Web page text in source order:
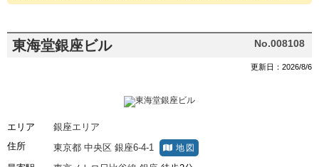
東海堂銀座ビル No.008108
更新日：2026/8/6
エリア
銀座エリア
住所
東京都 中央区 銀座6-4-1 地図